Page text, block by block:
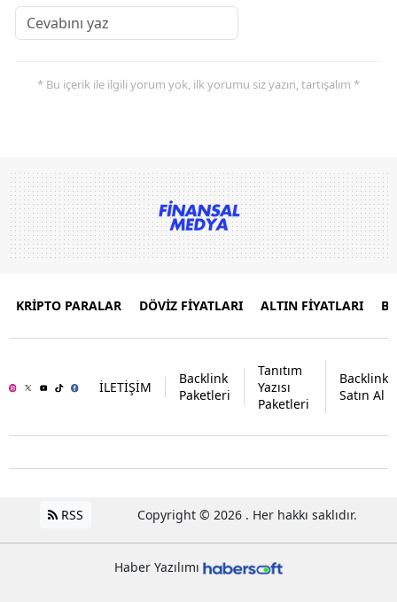
* Bu içerik ile ilgili yorum yok, ilk yorumu siz yazın, tartışalım *
KRİPTO PARALAR DÖVİZ FİYATLARI ALTIN FİYATLARI
İLETİŞİM
Backlink
Paketleri
Tanıtım
Yazısı
Paketleri
Backlink
Satın Al
RSS Copyright © 2026 . Her hakkı saklıdır.
Haber Yazılımı